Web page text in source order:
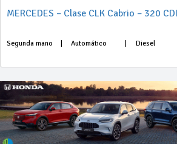
MERCEDES – Clase CLK Cabrio – 320
Segunda mano Automático Diesel